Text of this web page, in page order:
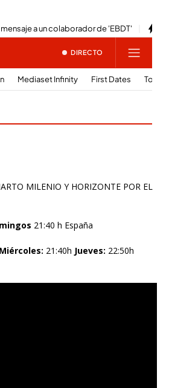
MILENIO Y HORIZONTE POR EL
21:40 h España
21:40h Jueves: 22:50h